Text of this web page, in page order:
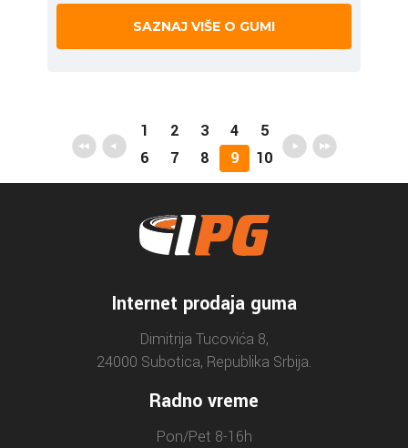
SAZNAJ VIŠE O GUMI
1 2 3 4
5
6
7 8 9 10
Internet prodaja guma
Dimitrija Tucovića 8,
24000 Subotica, Republika Srbija.
Radno vreme
Pon/Pet 8-16h